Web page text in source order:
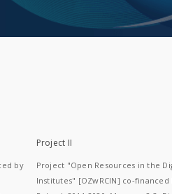
by
Project II
Project "Open Resources in the
Institutes" [OZwRCIN] co-